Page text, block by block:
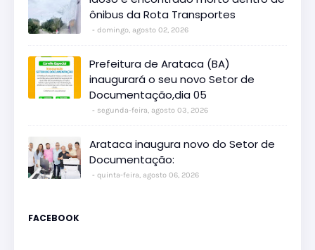
ônibus da Rota Transportes
domingo, agosto 02, 2026
Prefeitura de Arataca (BA)
inaugurará o seu novo Setor de
Documentação,dia 05
segunda-feira, agosto 03, 2026
Arataca inaugura novo do Setor de
Documentação:
quinta-feira, agosto 06, 2026
FACEBOOK